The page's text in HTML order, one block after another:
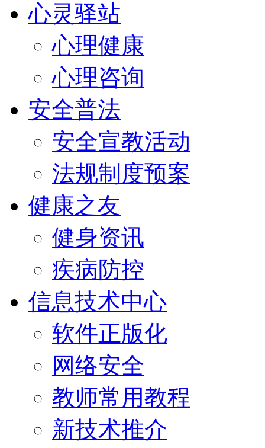
心灵驿站
心理健康
心理咨询
安全普法
安全宣教活动
法规制度预案
健康之友
健身资讯
疾病防控
信息技术中心
软件正版化
网络安全
教师常用教程
新技术推介